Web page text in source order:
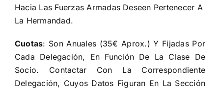
Hacia Las Fuerzas Armadas Deseen Pertenecer A
La Hermandad.
Cuotas: Son Anuales (35€ Aprox.) Y Fijadas Por
Cada Delegación, En Función De La Clase De
Socio. Contactar Con La Correspondiente
Delegación, Cuyos Datos Figuran En La Sección